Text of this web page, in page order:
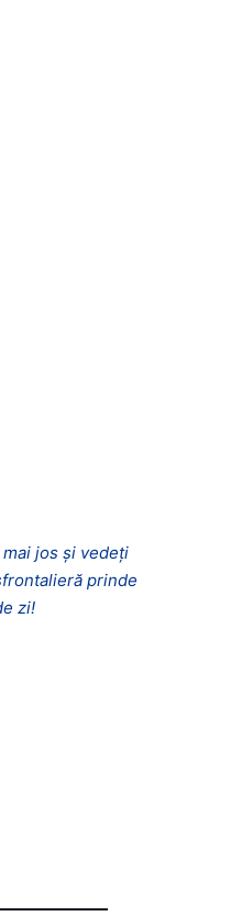
jos și vedeți
prinde
zi!